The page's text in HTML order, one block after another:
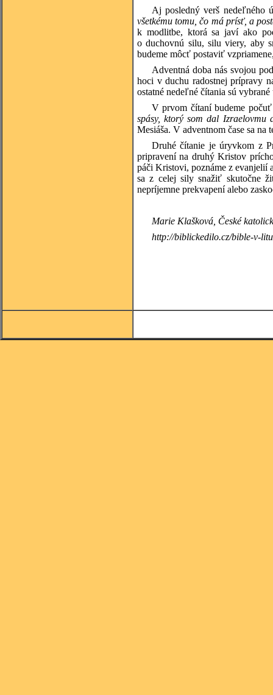
Aj posledný verš nedeľného
všetkému tomu, čo má prísť, a
k modlitbe, ktorá sa javí ako
o duchovnú silu, silu viery, aby
budeme môcť postaviť
Adventná doba nás svojou
hoci v duchu radostnej prípravy
ostatné nedeľné čítania sú
V prvom čítaní budeme
spásy, ktorý som dal Izraelovmu
Mesiáša. V adventnom čase sa
Druhé čítanie je úryvkom z
pripravení na druhý Kristov
páči Kristovi, poznáme z evanjelií
sa z celej sily snažiť skutočne
nepríjemne prekvapení alebo
MarieKlašková, České
http://biblickedilo.cz/bible-v-